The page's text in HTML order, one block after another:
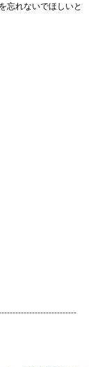
忘れないでほしいと